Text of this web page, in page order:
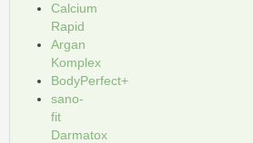
Calcium
Rapid
Argan
Komplex
BodyPerfect+
sano-
fit
Darmatox